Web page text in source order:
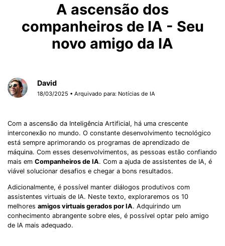
A ascensão dos
companheiros de IA - Seu
novo amigo da IA
David
18/03/2025 • Arquivado para: Notícias de IA
Com a ascensão da Inteligência Artificial, há uma crescente
interconexão no mundo. O constante desenvolvimento tecnológico
está sempre aprimorando os programas de aprendizado de
máquina. Com esses desenvolvimentos, as pessoas estão confiando
mais em Companheiros de IA. Com a ajuda de assistentes de IA, é
viável solucionar desafios e chegar a bons resultados.
Adicionalmente, é possível manter diálogos produtivos com
assistentes virtuais de IA. Neste texto, exploraremos os 10
melhores amigos virtuais gerados por IA. Adquirindo um
conhecimento abrangente sobre eles, é possível optar pelo amigo
de IA mais adequado.